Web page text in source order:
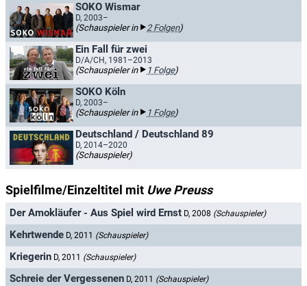
SOKO Wismar
D, 2003–
(Schauspieler in 2 Folgen)
Ein Fall für zwei
D/A/CH, 1981–2013
(Schauspieler in 1 Folge)
SOKO Köln
D, 2003–
(Schauspieler in 1 Folge)
Deutschland / Deutschland 89
D, 2014–2020
(Schauspieler)
Spielfilme/Einzeltitel mit Uwe Preuss
Der Amokläufer - Aus Spiel wird Ernst D, 2008 (Schauspieler)
Kehrtwende D, 2011 (Schauspieler)
Kriegerin D, 2011 (Schauspieler)
Schreie der Vergessenen D, 2011 (Schauspieler)